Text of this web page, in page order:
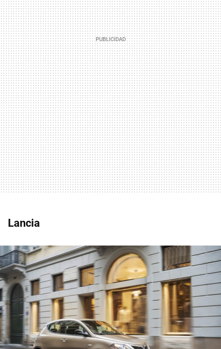
Lancia